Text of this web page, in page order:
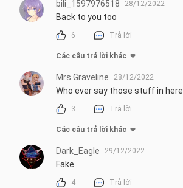
bili_1597976518 28/12/2022
Back to you too
6 Trả lời
Các câu trả lời khác
Mrs.Graveline 28/12/2022
Who ever say those stuff in
3 Trả lời
Các câu trả lời khác
Dark_Eagle 29/12/2022
Fake
4 Trả lời